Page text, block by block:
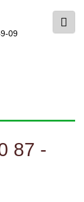
09
87 -